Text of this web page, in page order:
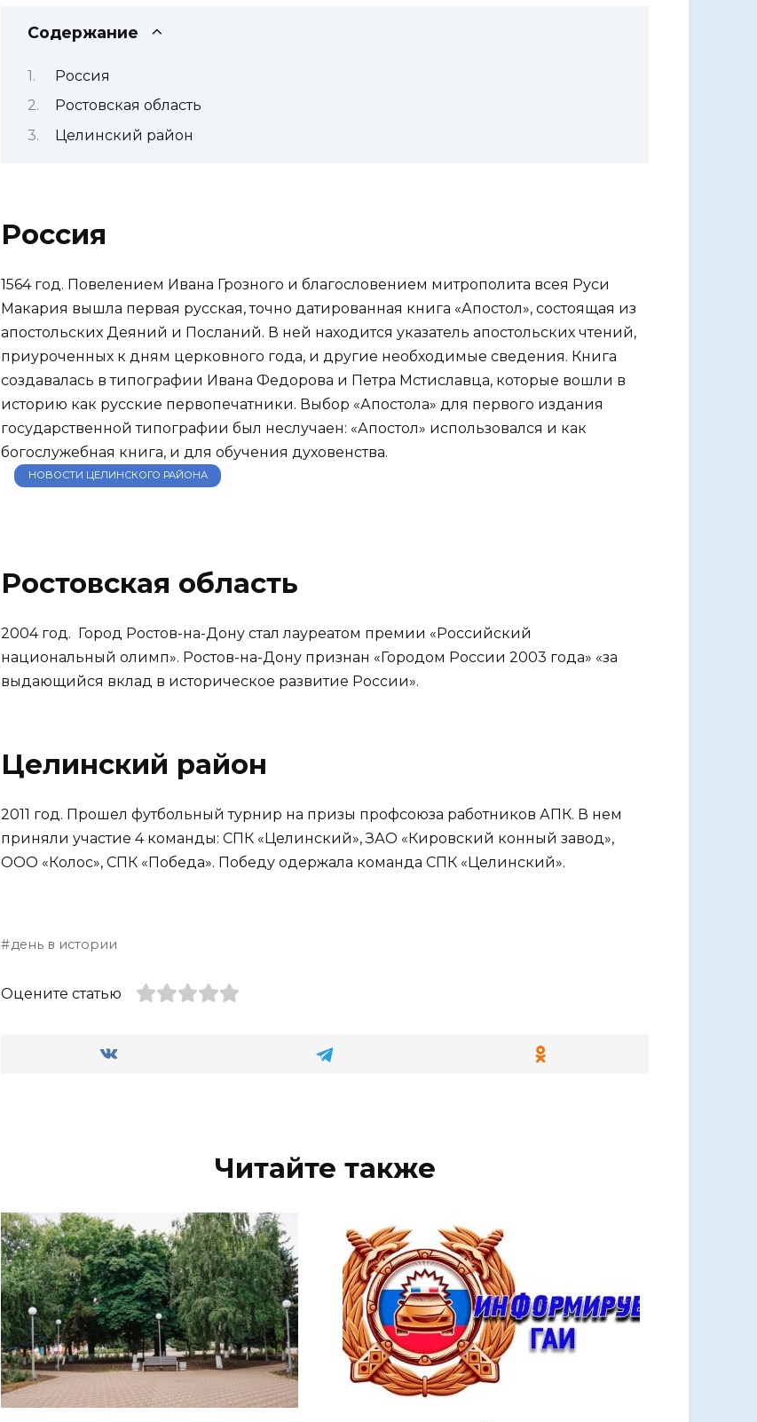
Содержание
Россия
Ростовская область
Целинский район
Россия
1564 год. Повелением Ивана Грозного и благословением митрополита всея Руси
Макария вышла первая русская, точно датированная книга «Апостол», состоящая из
апостольских Деяний и Посланий. В ней находится указатель апостольских чтений,
приуроченных к дням церковного года, и другие необходимые сведения. Книга
создавалась в типографии Ивана Федорова и Петра Мстиславца, которые вошли в
историю как русские первопечатники. Выбор «Апостола» для первого издания
государственной типографии был неслучаен: «Апостол» использовался и как
богослужебная книга, и для обучения духовенства.
НОВОСТИ ЦЕЛИНСКОГО РАЙОНА
Ростовская область
2004 год. Город Ростов-на-Дону стал лауреатом премии «Российский
национальный олимп». Ростов-на-Дону признан «Городом России 2003 года» «за
выдающийся вклад в историческое развитие России».
Целинский район
2011 год. Прошел футбольный турнир на призы профсоюза работников АПК. В нем
приняли участие 4 команды: СПК «Целинский», ЗАО «Кировский конный завод»,
ООО «Колос», СПК «Победа». Победу одержала команда СПК «Целинский».
день в истории
Оцените статью
Читайте также